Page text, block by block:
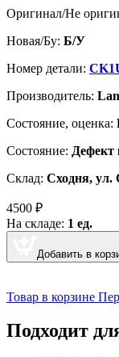
Оригинал/Не
Новая/Бу: Б/У
Номер детали:
Производитель:
Cостояние, оценка:
Состояние: Дефект
Склад: Сходня, ул.
4500 ₽
На складе: 1 ед.
Добавить в
Товар в корзине
Подходит